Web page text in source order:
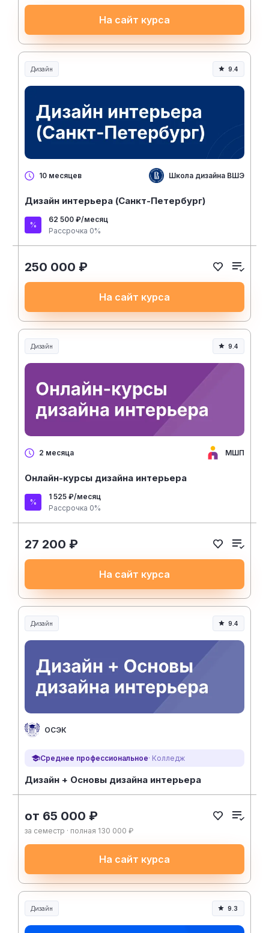
На сайт курса
Дизайн 9.4
10 месяцев Школа дизайна ВШЭ
Дизайн интерьера (Санкт-Петербург)
62 500 ₽/месяц
Рассрочка 0%
250 000 ₽
На сайт курса
Дизайн 9.4
2 месяца МШП
Онлайн-курсы дизайна интерьера
1 525 ₽/месяц
Рассрочка 0%
27 200 ₽
На сайт курса
Дизайн 9.4
ОСЭК
Среднее профессиональное· Колледж
Дизайн + Основы дизайна интерьера
от 65 000 ₽
за семестр · полная 130 000 ₽
На сайт курса
Дизайн 9.3